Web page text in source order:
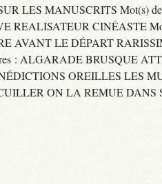
LES MANUSCRITS Mot(s) de
REALISATEUR CINÉASTE
AVANT LE DÉPART
: ALGARADE BRUSQUE
OREILLES LES
ON LA REMUE DANS